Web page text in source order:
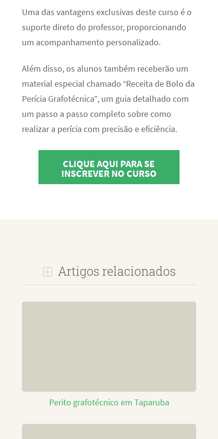
Uma das vantagens exclusivas deste curso é o
suporte direto do professor, proporcionando
um acompanhamento personalizado.
Além disso, os alunos também receberão um
material especial chamado “Receita de Bolo da
Perícia Grafotécnica”, um guia detalhado com
um passo a passo completo sobre como
realizar a perícia com precisão e eficiência.
CLIQUE AQUI PARA SE
INSCREVER NO CURSO
Artigos relacionados
Perito grafotécnico em Taparuba